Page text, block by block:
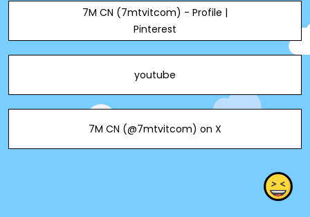
7M CN (7mtvitcom) - Profile |
Pinterest
youtube
7M CN (@7mtvitcom) on X